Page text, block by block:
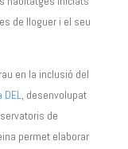
de lloguer i el seu
en la inclusió del
DEL, desenvolupat
de
permet elaborar